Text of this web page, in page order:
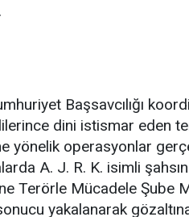
Başsavcılığı
dini istismar eden
yönelik operasyonlar
A. J. R. K. isimli
Terörle Mücadele Şube
yakalanarak